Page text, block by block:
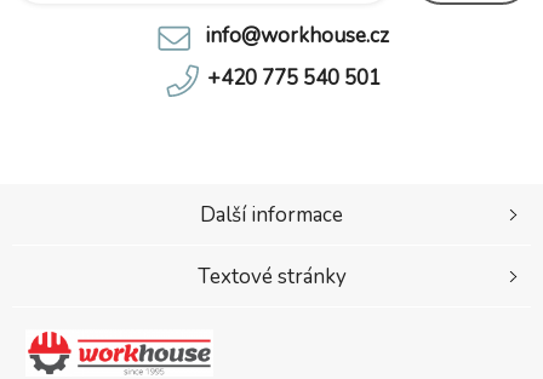
info@workhouse.cz
+420 775 540 501
Další informace
Textové stránky